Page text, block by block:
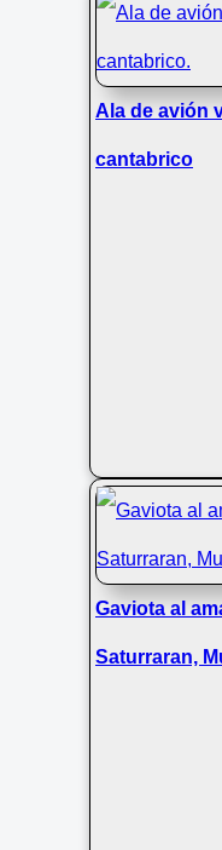
Ala de avión
cantabrico
Gaviota al
Saturraran,